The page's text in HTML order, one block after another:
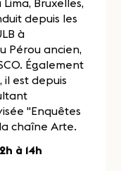
depuis les
à
Pérou ancien,
Également
il est depuis
"Enquêtes
chaîne Arte.
à 14h